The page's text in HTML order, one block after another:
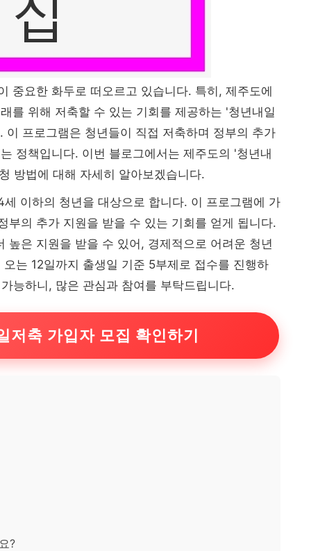
중요한 화두로 떠오르고 있습니다. 특히, 제주도에
를 위해 저축할 수 있는 기회를 제공하는 '청년내일
프로그램은 청년들이 직접 저축하며 정부의 추가
정책입니다. 이번 블로그에서는 제주도의 '청년내
방법에 대해 자세히 알아보겠습니다.
이하의 청년을 대상으로 합니다. 이 프로그램에 가
부의 추가 지원을 받을 수 있는 기회를 얻게 됩니다.
높은 지원을 받을 수 있어, 경제적으로 어려운 청년
는 12일까지 출생일 기준 5부제로 접수를 진행하
능하니, 많은 관심과 참여를 부탁드립니다.
저축 가입자 모집 확인하기
?